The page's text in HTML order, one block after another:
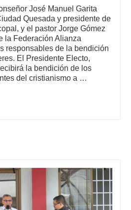
José Manuel Garita
Quesada y presidente de
y el pastor Jorge Gómez
la Federación Alianza
responsables de la bendición
El Presidente Electo,
la bendición de los
del cristianismo a …